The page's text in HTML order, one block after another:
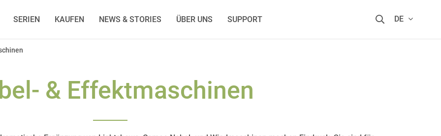
SERIEN KAUFEN NEWS & STORIES ÜBER UNS SUPPORT DE
& Effektmaschinen